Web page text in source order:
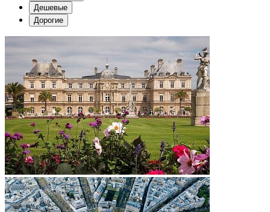
Дешевые
Дорогие